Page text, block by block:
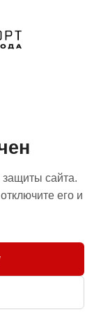
сайта.
его и